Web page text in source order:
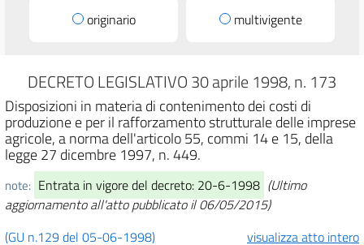
originario multivigente
DECRETO LEGISLATIVO 30 aprile 1998, n. 173
Disposizioni in materia di contenimento dei costi di
produzione e per il rafforzamento strutturale delle imprese
agricole, a norma dell'articolo 55, commi 14 e 15, della
legge 27 dicembre 1997, n. 449.
note: Entrata in vigore del decreto: 20-6-1998 (Ultimo
aggiornamento all'atto pubblicato il 06/05/2015)
(GU n.129 del 05-06-1998)
visualizza atto intero